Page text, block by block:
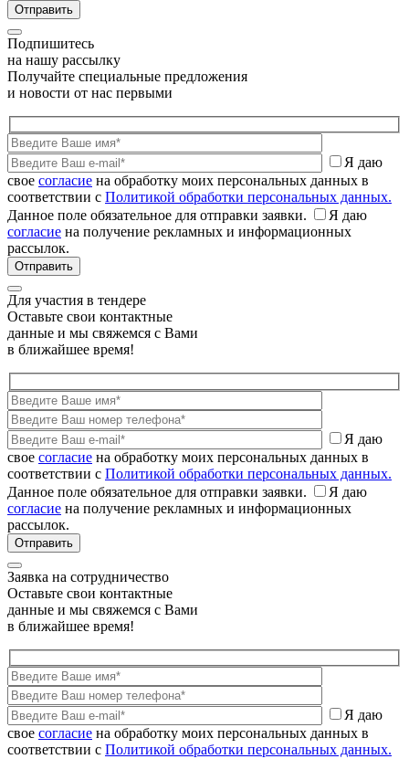
Подпишитесь
на нашу рассылку
Получайте специальные предложения
и новости от нас первыми
Я даю
свое согласие на обработку моих персональных данных в
соответствии с Политикой обработки персональных данных.
Данное поле обязательное для отправки заявки.
Я даю
согласие на получение рекламных и информационных
рассылок.
Для участия в тендере
Оставьте свои контактные
данные и мы свяжемся с Вами
в ближайшее время!
Я даю
свое согласие на обработку моих персональных данных в
соответствии с Политикой обработки персональных данных.
Данное поле обязательное для отправки заявки.
Я даю
согласие на получение рекламных и информационных
рассылок.
Заявка на сотрудничество
Оставьте свои контактные
данные и мы свяжемся с Вами
в ближайшее время!
Я даю
свое согласие на обработку моих персональных данных в
соответствии с Политикой обработки персональных данных.